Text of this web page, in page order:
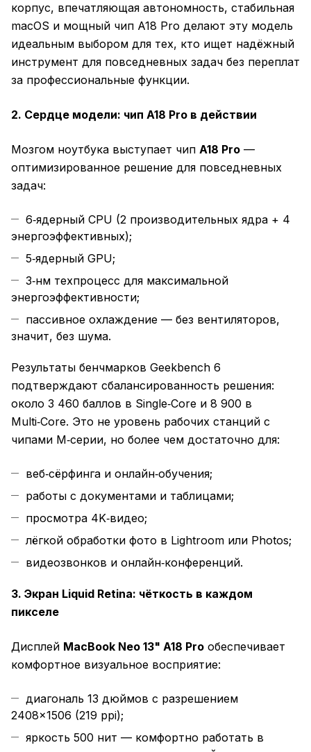
корпус, впечатляющая автономность, стабильная
macOS и мощный чип A18 Pro делают эту модель
идеальным выбором для тех, кто ищет надёжный
инструмент для повседневных задач без переплат
за профессиональные функции.
2. Сердце модели: чип A18 Pro в действии
Мозгом ноутбука выступает чип A18 Pro —
оптимизированное решение для повседневных
задач:
6‑ядерный CPU (2 производительных ядра + 4
энергоэффективных);
5‑ядерный GPU;
3‑нм техпроцесс для максимальной
энергоэффективности;
пассивное охлаждение — без вентиляторов,
значит, без шума.
Результаты бенчмарков Geekbench 6
подтверждают сбалансированность решения:
около 3 460 баллов в Single‑Core и 8 900 в
Multi‑Core. Это не уровень рабочих станций с
чипами M‑серии, но более чем достаточно для:
веб‑сёрфинга и онлайн‑обучения;
работы с документами и таблицами;
просмотра 4K‑видео;
лёгкой обработки фото в Lightroom или Photos;
видеозвонков и онлайн‑конференций.
3. Экран Liquid Retina: чёткость в каждом
пикселе
Дисплей MacBook Neo 13" A18 Pro обеспечивает
комфортное визуальное восприятие:
диагональ 13 дюймов с разрешением
2408×1506 (219 ppi);
яркость 500 нит — комфортно работать в